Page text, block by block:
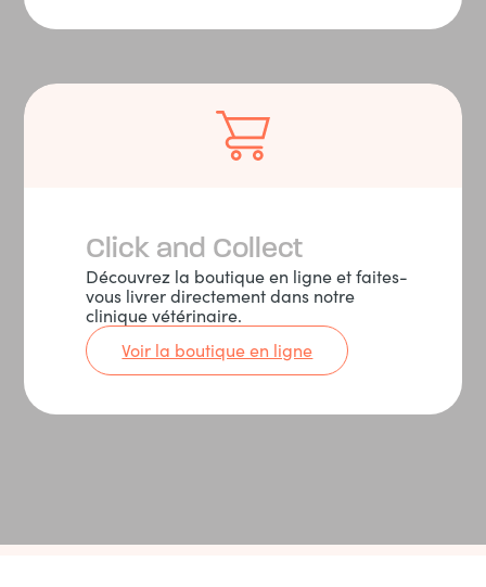
Click and Collect
Découvrez la boutique en ligne et faites-
vous livrer directement dans notre
clinique vétérinaire.
Voir la boutique en ligne